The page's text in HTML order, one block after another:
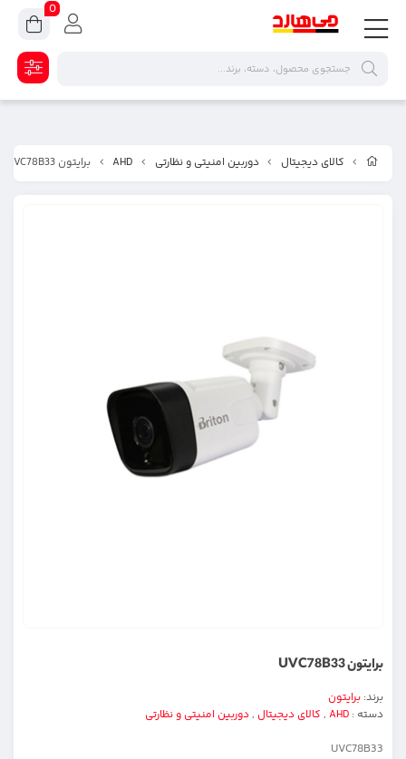
کالای دیجیتال دوربین امنیتی و نظارتی AHD برایتون UVC78B33
برایتون UVC78B33
برند: برایتون
دسته : AHD
, کالای دیجیتال ,دوربین امنیتی و نظارتی
UVC78B33
0